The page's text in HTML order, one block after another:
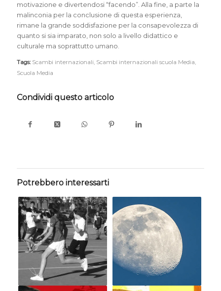
motivazione e divertendosi “facendo”. Alla fine, a parte la
malinconia per la conclusione di questa esperienza,
rimane la grande soddisfazione per la consapevolezza di
quanto si sia imparato, non solo a livello didattico e
culturale ma soprattutto umano.
Tags: Scambi internazionali, Scambi internazionali scuola Media,
Scuola Media
Condividi questo articolo
Potrebbero interessarti